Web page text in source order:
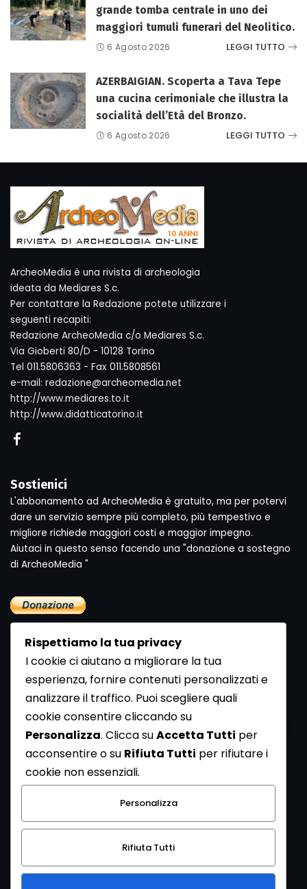
grande tomba centrale in uno dei
maggiori tumuli funerari del Neolitico.
6 Agosto 2026 LEGGI TUTTO
AZERBAIGIAN. Scoperta a Tava Tepe
una cucina cerimoniale che illustra la
socialità dell’Età del Bronzo.
6 Agosto 2026 LEGGI TUTTO
ArcheoMedia è una rivista di archeologia
ideata da Mediares S.c.
Per contattare la Redazione potete utilizzare i
seguenti recapiti:
Redazione ArcheoMedia c/o Mediares S.c.
Via Gioberti 80/D - 10128 Torino
Tel 011.5806363 - Fax 011.5808561
e-mail: redazione@archeomedia.net
http://www.mediares.to.it
http://www.didatticatorino.it
Sostienici
L'abbonamento ad ArcheoMedia è gratuito, ma per potervi
dare un servizio sempre più completo, più tempestivo e
migliore richiede maggiori costi e maggior impegno.
Aiutaci in questo senso facendo una "donazione a sostegno
di ArcheoMedia "
Newsletter
Se vuoi ricevere la Rivista gratuita di archeologia realizzata
dalla Redazione di ArcheoMedia iscriviti alla nostra
Newsletter [Clicca Qui]
Con l'invio del messaggio l'utente dichiara di aver letto
l’informativa sulla privacy e di acconsentire al trattamento
dei propri dati personali.
Rispettiamo la tua privacy
I cookie ci aiutano a migliorare la tua
esperienza, fornire contenuti personalizzati e
analizzare il traffico. Puoi scegliere quali
cookie consentire cliccando su
Personalizza. Clicca suAccetta Tutti per
acconsentire o su Rifiuta Tutti per rifiutare i
cookie non essenziali.
Personalizza
Rifiuta Tutti